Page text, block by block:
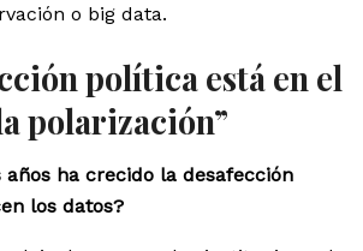
o big data.
política está en el
polarización”
ha crecido la desafección
los datos?